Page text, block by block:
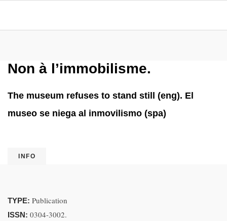
Non à l’immobilisme.
The museum refuses to stand still (eng). El
museo se niega al inmovilismo (spa)
INFO
TYPE: Publication
ISSN: 0304-3002.